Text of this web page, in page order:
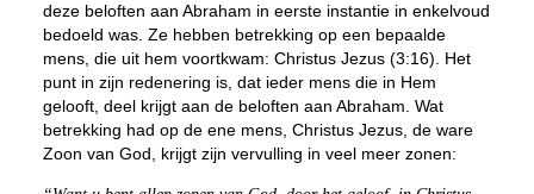
deze beloften aan Abraham in eerste instantie in enkelvoud
bedoeld was. Ze hebben betrekking op een bepaalde
mens, die uit hem voortkwam: Christus Jezus (3:16). Het
punt in zijn redenering is, dat ieder mens die in Hem
gelooft, deel krijgt aan de beloften aan Abraham. Wat
betrekking had op de ene mens, Christus Jezus, de ware
Zoon van God, krijgt zijn vervulling in veel meer zonen: